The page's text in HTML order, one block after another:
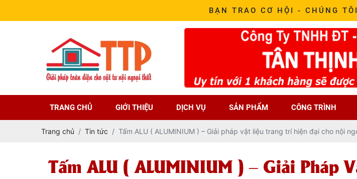
BẠN TRAO CƠ HỘI - CHÚNG
TRANG CHỦ GIỚI THIỆU DỊCH VỤ SẢN PHẨM CÔNG TRÌNH
Trang chủ Tin tức Tấm ALU ( ALUMINIUM ) – Giải pháp vật liệu trang trí hiện đại cho nội
Tấm ALU ( ALUMINIUM ) – Giải Pháp